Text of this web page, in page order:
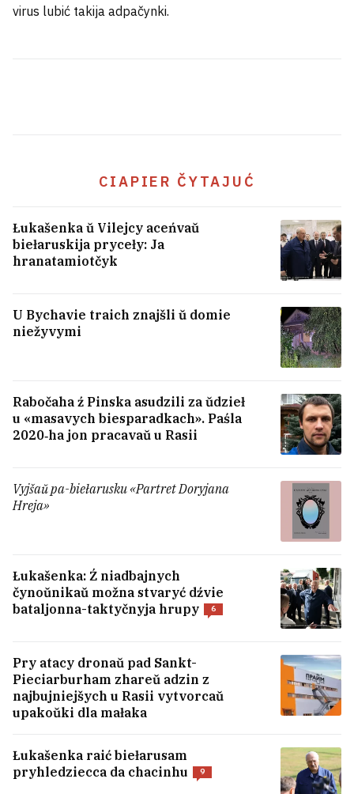
virus lubić takija adpačynki.
CIAPIER ČYTAJUĆ
Łukašenka ŭ Vilejcy aceńvaŭ
biełaruskija pryceły: Ja
hranatamiotčyk
U Bychavie traich znajšli ŭ domie
niežyvymi
Rabočaha ź Pinska asudzili za ŭdzieł
u «masavych biesparadkach». Paśla
2020‑ha jon pracavaŭ u Rasii
Vyjšaŭ pa-biełarusku «Partret Doryjana
Hreja»
Łukašenka: Ź niadbajnych
čynoŭnikaŭ možna stvaryć dźvie
bataljonna-taktyčnyja hrupy
6
Pry atacy dronaŭ pad Sankt-
Pieciarburham zhareŭ adzin z
najbujniejšych u Rasii vytvorcaŭ
upakoŭki dla małaka
Łukašenka raić biełarusam
pryhledziecca da chacinhu
9
Žanočy ałkahalizm: čym jon roźnicca ad
BATE abvierh čutki pra prodaž Kapskim
«Nad hałavoj lataje pa 20 ton». Brat i
siastra ź Biełarusi raskazali, kolki
Va Ukrainie apublikavali śviežy
palityčny rejtynh. Zialenski nie na